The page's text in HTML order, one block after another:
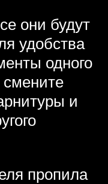
они будут
удобства
одного
и
пропила